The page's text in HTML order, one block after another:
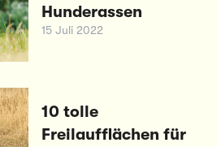
Hunderassen
15 Juli 2022
10 tolle
Freilaufflächen für